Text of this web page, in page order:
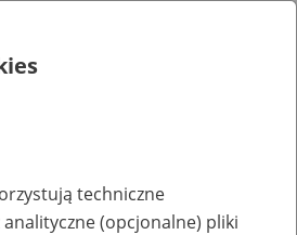
techniczne
(opcjonalne) pliki